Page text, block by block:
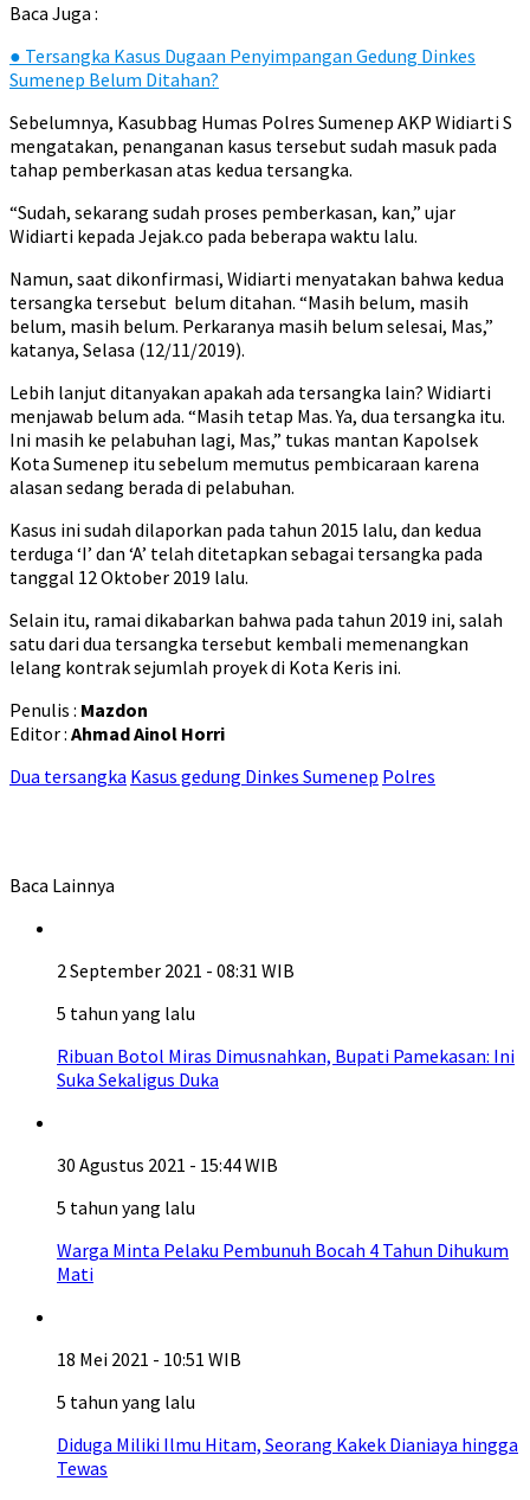
Baca Juga :
● Tersangka Kasus Dugaan Penyimpangan Gedung Dinkes
Sumenep Belum Ditahan?
Sebelumnya, Kasubbag Humas Polres Sumenep AKP Widiarti S
mengatakan, penanganan kasus tersebut sudah masuk pada
tahap pemberkasan atas kedua tersangka.
“Sudah, sekarang sudah proses pemberkasan, kan,” ujar
Widiarti kepada Jejak.co pada beberapa waktu lalu.
Namun, saat dikonfirmasi, Widiarti menyatakan bahwa kedua
tersangka tersebut belum ditahan. “Masih belum, masih
belum, masih belum. Perkaranya masih belum selesai, Mas,”
katanya, Selasa (12/11/2019).
Lebih lanjut ditanyakan apakah ada tersangka lain? Widiarti
menjawab belum ada. “Masih tetap Mas. Ya, dua tersangka itu.
Ini masih ke pelabuhan lagi, Mas,” tukas mantan Kapolsek
Kota Sumenep itu sebelum memutus pembicaraan karena
alasan sedang berada di pelabuhan.
Kasus ini sudah dilaporkan pada tahun 2015 lalu, dan kedua
terduga ‘I’ dan ‘A’ telah ditetapkan sebagai tersangka pada
tanggal 12 Oktober 2019 lalu.
Selain itu, ramai dikabarkan bahwa pada tahun 2019 ini, salah
satu dari dua tersangka tersebut kembali memenangkan
lelang kontrak sejumlah proyek di Kota Keris ini.
Penulis : Mazdon
Editor : Ahmad Ainol Horri
Dua tersangka Kasus gedung Dinkes Sumenep Polres
Baca Lainnya
2 September 2021 - 08:31 WIB
5 tahun yang lalu
Ribuan Botol Miras Dimusnahkan, Bupati Pamekasan: Ini
Suka Sekaligus Duka
30 Agustus 2021 - 15:44 WIB
5 tahun yang lalu
Warga Minta Pelaku Pembunuh Bocah 4 Tahun Dihukum
Mati
18 Mei 2021 - 10:51 WIB
5 tahun yang lalu
Diduga Miliki Ilmu Hitam, Seorang Kakek Dianiaya hingga
Tewas